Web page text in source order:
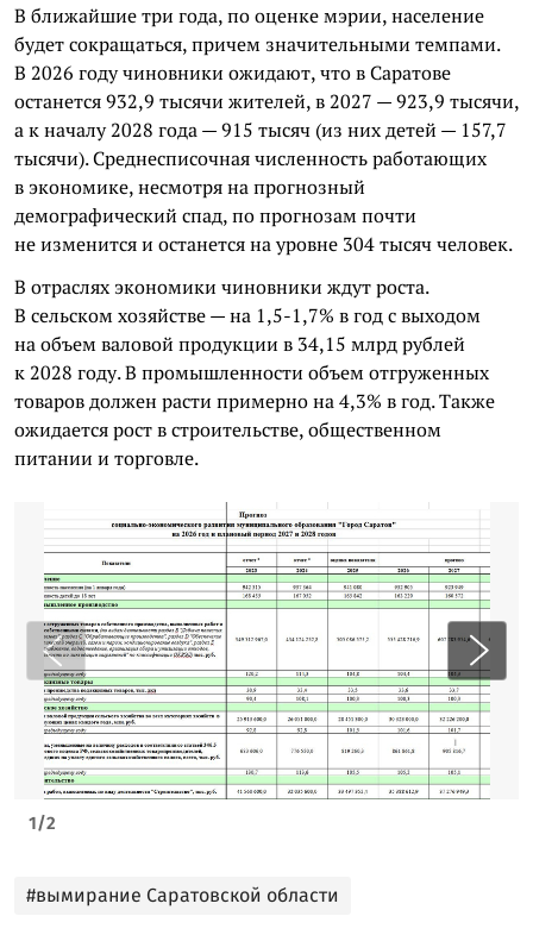
В ближайшие три года, по оценке мэрии, население
будет сокращаться, причем значительными темпами.
В 2026 году чиновники ожидают, что в Саратове
останется 932,9 тысячи жителей, в 2027 — 923,9 тысячи,
а к началу 2028 года — 915 тысяч (из них детей — 157,7
тысячи). Среднесписочная численность работающих
в экономике, несмотря на прогнозный
демографический спад, по прогнозам почти
не изменится и останется на уровне 304 тысяч человек.
В отраслях экономики чиновники ждут роста.
В сельском хозяйстве — на 1,5-1,7% в год с выходом
на объем валовой продукции в 34,15 млрд рублей
к 2028 году. В промышленности объем отгруженных
товаров должен расти примерно на 4,3% в год. Также
ожидается рост в строительстве, общественном
питании и торговле.
1/2
#вымирание Саратовской области